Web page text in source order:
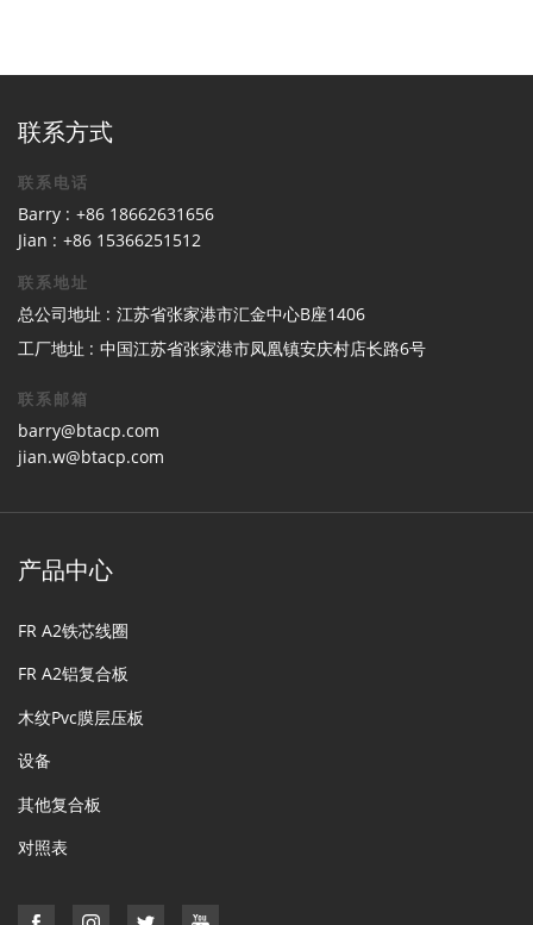
联系方式
联系电话
Barry : +86 18662631656
Jian : +86 15366251512
联系地址
总公司地址 : 江苏省张家港市汇金中心B座1406
工厂地址 : 中国江苏省张家港市凤凰镇安庆村店长路6号
联系邮箱
barry@btacp.com
jian.w@btacp.com
产品中心
FR A2铁芯线圈
FR A2铝复合板
木纹Pvc膜层压板
设备
其他复合板
对照表